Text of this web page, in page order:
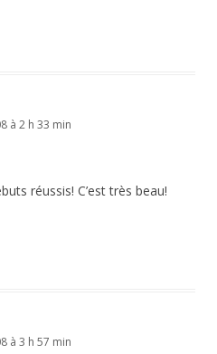
à 2 h 33 min
réussis! C’est très beau!
à 3 h 57 min